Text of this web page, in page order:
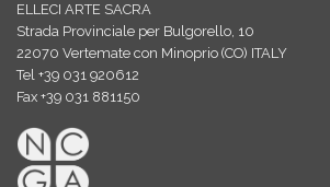
ELLECI ARTE SACRA
Strada Provinciale per Bulgorello, 10
22070 Vertemate con Minoprio (CO) ITALY
Tel +39 031 920612
Fax +39 031 881150